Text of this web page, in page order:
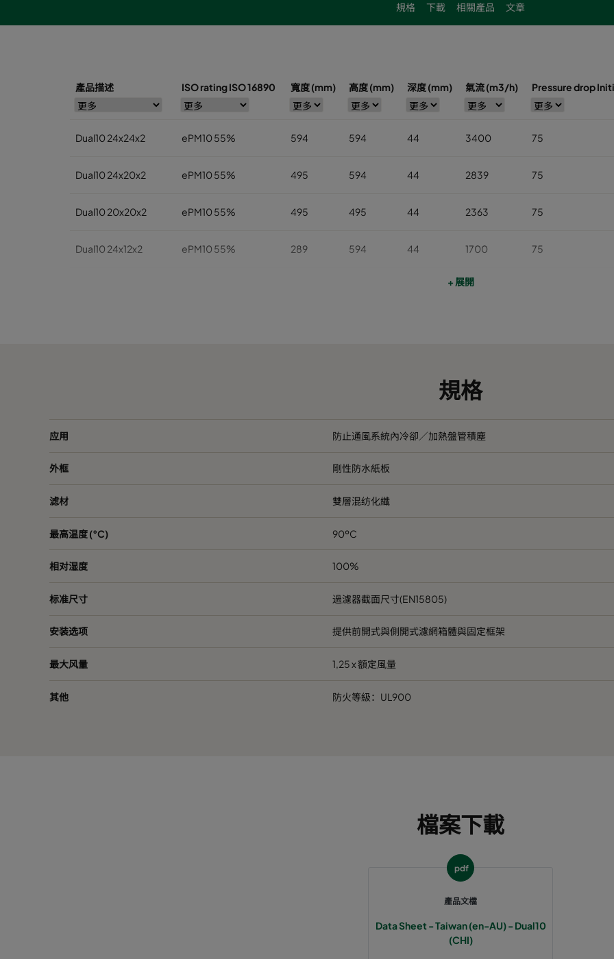
規格 下載 相關產品 文章
產品描述 ISO rating ISO 16890 寬度 (mm) 高度 (mm) 深度 (mm) 氣流 (m3/h) Pressure drop
Dual10 24x24x2 ePM10 55% 594 594 44 3400 75
Dual10 24x20x2 ePM10 55% 495 594 44 2839 75
Dual10 20x20x2 ePM10 55% 495 495 44 2363 75
Dual10 24x12x2 ePM10 55% 289 594 44 1700 75
3400
1700
+ 展開
規格
应用 防止通風系統內冷卻／加熱盤管積塵
外框 剛性防水紙板
滤材 雙層混纺化纖
最高温度 (°C) 90ºC
相对湿度 100%
标准尺寸 過濾器截面尺寸(EN15805)
安装选项 提供前開式與側開式濾網箱體與固定框架
最大风量 1,25 x 額定風量
其他 防火等級：UL900
檔案下載
pdf
產品文檔
Data Sheet - Taiwan (en-AU) - Dual10
(CHI)